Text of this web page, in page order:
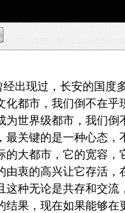
出现过，长安的国度
化都市，我们倒不在乎
为世界级都市，我们倒
最关键的是一种心态，
的大都市，它的宽容，
由衷的高兴让它存活，
这种无论是共存和交流
结果，现在如果能够在